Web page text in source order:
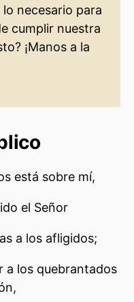
necesario para
cumplir nuestra
¡Manos a la
está sobre mí,
el Señor
a los afligidos;
a los quebrantados